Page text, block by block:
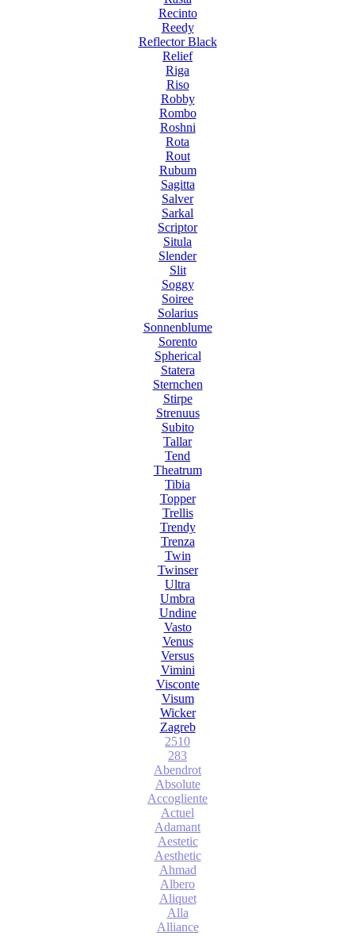
Recinto
Reedy
Reflector Black
Relief
Riga
Riso
Robby
Rombo
Roshni
Rota
Rout
Rubum
Sagitta
Salver
Sarkal
Scriptor
Situla
Slender
Slit
Soggy
Soiree
Solarius
Sonnenblume
Sorento
Spherical
Statera
Sternchen
Stirpe
Strenuus
Subito
Tallar
Tend
Theatrum
Tibia
Topper
Trellis
Trendy
Trenza
Twin
Twinser
Ultra
Umbra
Undine
Vasto
Venus
Versus
Vimini
Visconte
Visum
Wicker
Zagreb
2510
283
Abendrot
Absolute
Accogliente
Actuel
Adamant
Aestetic
Aesthetic
Ahmad
Albero
Aliquet
Alla
Alliance